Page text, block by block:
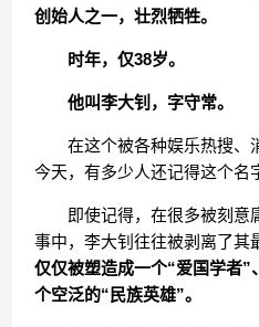
创始人之一，壮烈牺牲。
时年，仅38岁。
他叫李大钊，字守常。
在这个被各种娱乐热搜、消
今天，有多少人还记得这个名
即使记得，在很多被刻意
事中，李大钊往往被剥离了其
仅仅被塑造成一个“爱国学者”
个空泛的“民族英雄”。